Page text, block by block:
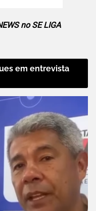
no SE LIGA
em entrevista